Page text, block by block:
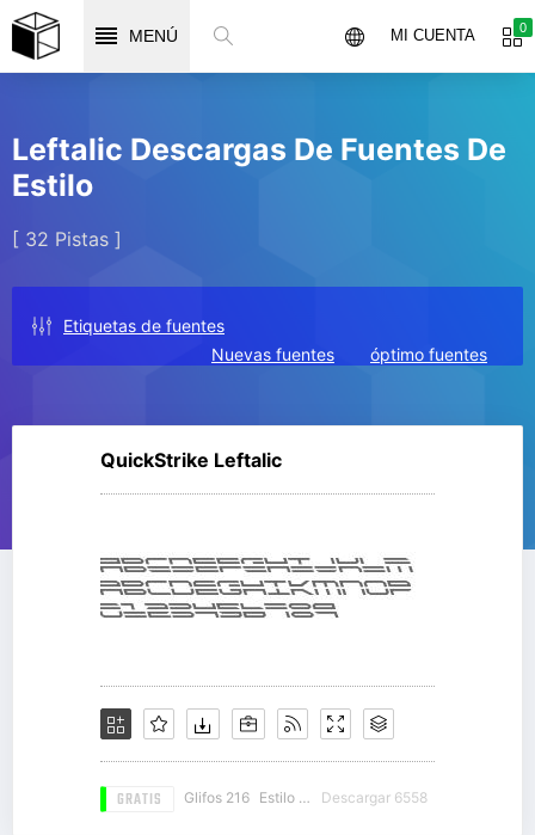
MENÚ 0
MI CUENTA
Leftalic Descargas De Fuentes De
Estilo
[ 32 Pistas ]
Etiquetas de fuentes
Nuevas fuentes
óptimo fuentes
QuickStrike Leftalic
GRATIS Glifos 216 Estilo 20 Descargar 6558